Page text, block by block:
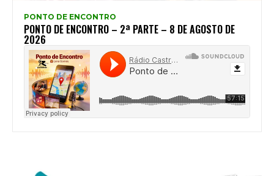
PONTO DE ENCONTRO
PONTO DE ENCONTRO – 2ª PARTE – 8 DE AGOSTO DE
2026